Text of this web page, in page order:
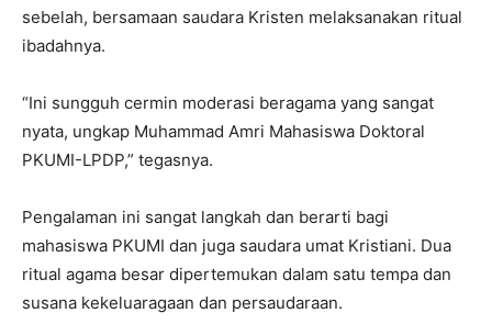
sebelah, bersamaan saudara Kristen melaksanakan ritual
ibadahnya.
“Ini sungguh cermin moderasi beragama yang sangat
nyata, ungkap Muhammad Amri Mahasiswa Doktoral
PKUMI-LPDP,” tegasnya.
Pengalaman ini sangat langkah dan berarti bagi
mahasiswa PKUMI dan juga saudara umat Kristiani. Dua
ritual agama besar dipertemukan dalam satu tempa dan
susana kekeluaragaan dan persaudaraan.